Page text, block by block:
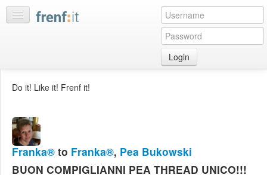
Login
My
discussions
Bookmarks
Do it! Like it! Frenf it!
Franka® to Franka®, Pea Bukowski
BUON COMPIGLIANNI PEA THREAD UNICO!!!